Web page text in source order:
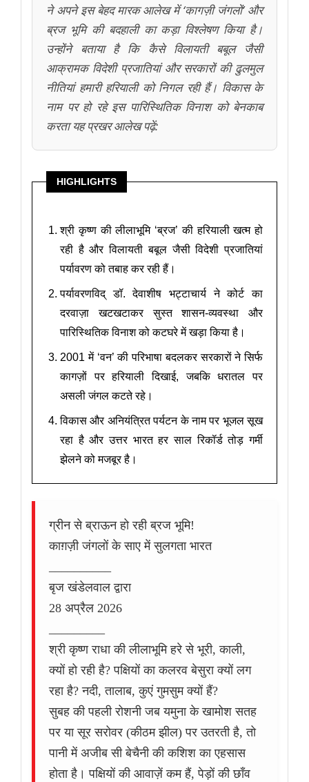
ने अपने इस बेहद मारक आलेख में ‘कागज़ी जंगलों’ और
ब्रज भूमि की बदहाली का कड़ा विश्लेषण किया है।
उन्होंने बताया है कि कैसे विलायती बबूल जैसी
आक्रामक विदेशी प्रजातियां और सरकारों की ढुलमुल
नीतियां हमारी हरियाली को निगल रही हैं। विकास के
नाम पर हो रहे इस पारिस्थितिक विनाश को बेनकाब
करता यह प्रखर आलेख पढ़ें:
HIGHLIGHTS
श्री कृष्ण की लीलाभूमि ‘ब्रज’ की हरियाली खत्म हो
रही है और विलायती बबूल जैसी विदेशी प्रजातियां
पर्यावरण को तबाह कर रही हैं।
पर्यावरणविद् डॉ. देवाशीष भट्टाचार्य ने कोर्ट का
दरवाज़ा खटखटाकर सुस्त शासन-व्यवस्था और
पारिस्थितिक विनाश को कटघरे में खड़ा किया है।
2001 में ‘वन’ की परिभाषा बदलकर सरकारों ने सिर्फ
कागज़ों पर हरियाली दिखाई, जबकि धरातल पर
असली जंगल कटते रहे।
विकास और अनियंत्रित पर्यटन के नाम पर भूजल सूख
रहा है और उत्तर भारत हर साल रिकॉर्ड तोड़ गर्मी
झेलने को मजबूर है।
ग्रीन से ब्राऊन हो रही ब्रज भूमि!
काग़ज़ी जंगलों के साए में सुलगता भारत
बृज खंडेलवाल द्वारा
28 अप्रैल 2026
श्री कृष्ण राधा की लीलाभूमि हरे से भूरी, काली,
क्यों हो रही है? पक्षियों का कलरव बेसुरा क्यों लग
रहा है? नदी, तालाब, कुएं गुमसुम क्यों हैं?
सुबह की पहली रोशनी जब यमुना के खामोश सतह
पर या सूर सरोवर (कीठम झील) पर उतरती है, तो
पानी में अजीब सी बेचैनी की कशिश का एहसास
होता है। पक्षियों की आवाज़ें कम हैं, पेड़ों की छाँव